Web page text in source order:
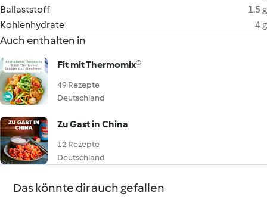
Ballaststoff
1.5 g
Kohlenhydrate
4 g
Auch enthalten in
Fit mit Thermomix®
49 Rezepte
Deutschland
Zu Gast in China
12 Rezepte
Deutschland
Das könnte dir auch gefallen